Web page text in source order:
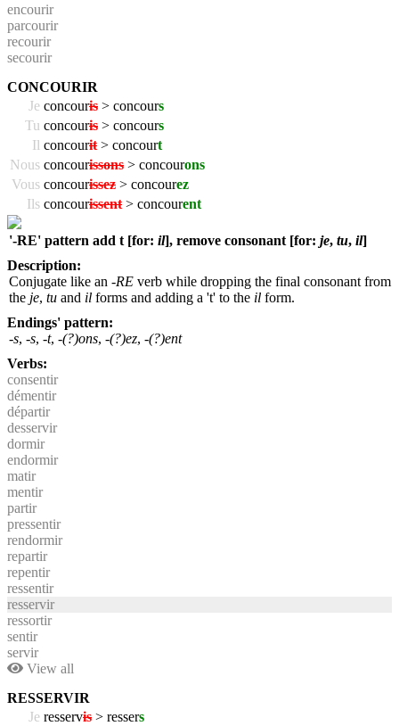
encourir
parcourir
recourir
secourir
CONCOURIR
Je concouris > concours
Tu concouris > concours
Il concourit > concourt
Nous concourissons > concourons
Vous concourissez > concourez
Ils concourissent > concourent
'-RE' pattern add t [for: il], remove consonant [for: je, tu, il]
Description:
Conjugate like an -RE verb while dropping the final consonant from
the je, tu and il forms and adding a 't' to the il form.
Endings' pattern:
-s, -s, -t, -(?)ons, -(?)ez, -(?)ent
Verbs:
consentir
démentir
départir
desservir
dormir
endormir
matir
mentir
partir
pressentir
rendormir
repartir
repentir
ressentir
resservir
ressortir
sentir
servir
View all
RESSERVIR
Je resservis > ressers